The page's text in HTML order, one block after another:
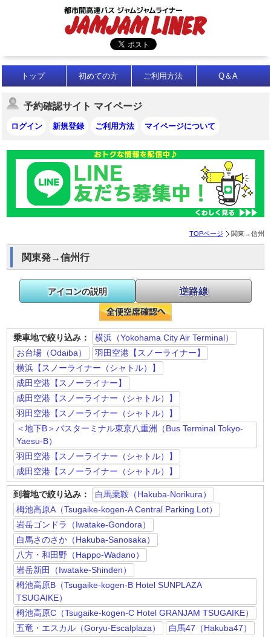
トップ 初めての方 ご利用方法 Q＆A
予約確認サイト マイページ
ログイン 新規登録 ご利用方法 マイページについて
TOPページ 関東→信州
関東発→信州行
乗車地で絞り込み：
横浜（Yokohama City Air Terminal）
お台場（Odaiba）
羽田空港【スノーライナー】
横浜【スノーライナー（シャトル）】
成田空港【スノーライナー】
成田空港【スノーライナー（シャトル）】
羽田空港【スノーライナー（シャトル）】
＜地下B＞バスターミナル東京八重洲（Bus Terminal Tokyo-
Yaesu-B）
羽田空港【スノーライナー（シャトル）】
成田空港【スノーライナー（シャトル）】
到着地で絞り込み：
白馬乗鞍（Hakuba-Norikura）
栂池高原A（Tsugaike-kogen-A Central Parking Lot）
岩岳ゴンドラ（Iwatake-Gondora）
白馬さのさか（Hakuba-Sanosaka）
八方・和田野（Happo-Wadano）
岩岳新田（Iwatake-Shinden）
栂池高原B（Tsugaike-kogen-B Hotel SUNPLAZA
TSUGAIKE）
栂池高原C（Tsugaike-kogen-C Hotel GRANJAM TSUGAIKE）
五竜・エスカル（Goryu-Escalplaza）
白馬47（Hakuba47）
アイコンの説明 逆路線